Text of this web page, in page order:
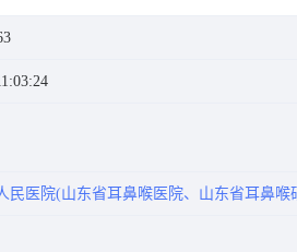
民医院(山东省耳鼻喉医院、山东省耳鼻喉